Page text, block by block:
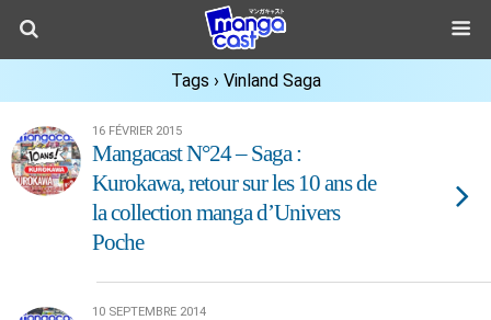
Tags › Vinland Saga
16 FÉVRIER 2015
Mangacast N°24 – Saga :
Kurokawa, retour sur les 10 ans de
la collection manga d’Univers
Poche
10 SEPTEMBRE 2014